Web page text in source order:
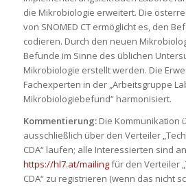
die Mikrobiologie erweitert. Die
von SNOMED CT ermöglicht es, den
codieren. Durch den neuen
Befunde im Sinne des üblichen
Mikrobiologie erstellt werden. Die
Fachexperten in der „Arbeitsgruppe
Mikrobiologiebefund“ harmonisiert.
Kommentierung: Die Kommunikation
ausschließlich über den Verteiler
CDA“ laufen; alle Interessierten sind
https://hl7.at/mailingfür den Verteiler
CDA“ zu registrieren (wenn das nicht